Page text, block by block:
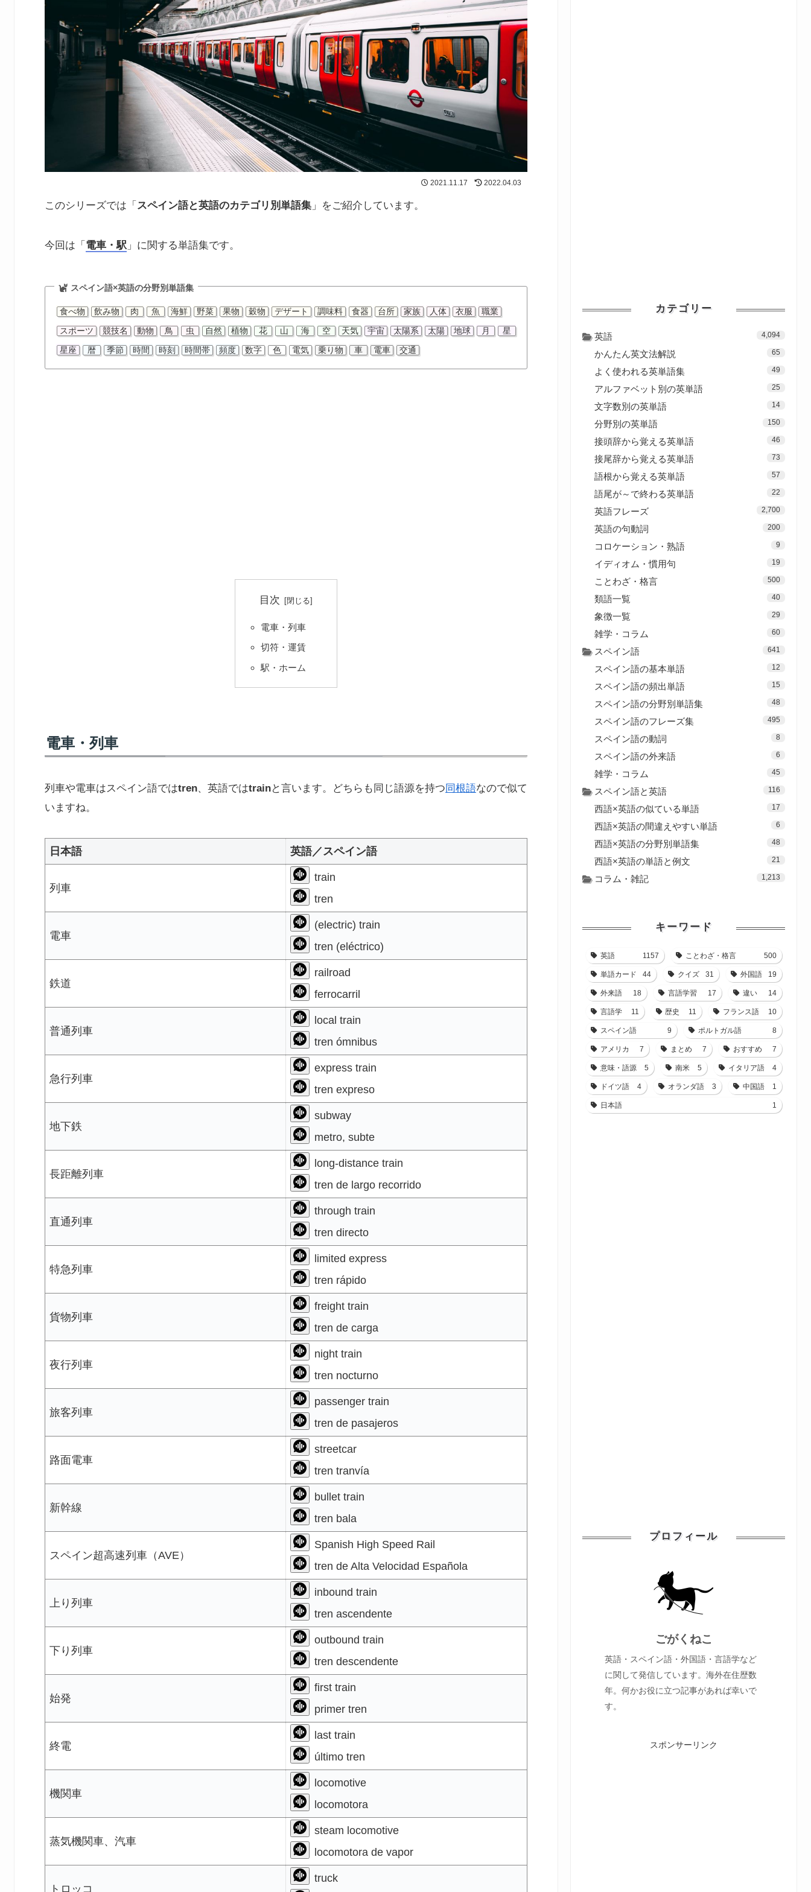
2021.11.17 2022.04.03
このシリーズでは「 スペイン語と英語のカテゴリ別単語集 」をご紹介しています。
今回は「 電車・駅 」に関する単語集です。
スペイン語×英語の分野別単語集
食べ物 飲み物 肉 魚 海鮮 野菜 果物 穀物 デザート 調味料 食器 台所 家族 人体 衣服 職業
スポーツ 競技名 動物 鳥 虫 自然 植物 花 山 海 空 天気 宇宙 太陽系 太陽 地球 月 星
星座 暦 季節 時間 時刻 時間帯 頻度 数字 色 電気 乗り物 車 電車 交通
目次
電車・列車
切符・運賃
駅・ホーム
電車・列車
列車や電車はスペイン語ではtren、英語ではtrainと言います。どちらも同じ語源を持つ 同根語なので似て
いますね。
日本語 英語／スペイン語
列車
train
tren
電車
(electric) train
tren (eléctrico)
鉄道
railroad
ferrocarril
普通列車
local train
tren ómnibus
急行列車
express train
tren expreso
地下鉄
subway
metro, subte
長距離列車
long-distance train
tren de largo recorrido
直通列車
through train
tren directo
特急列車
limited express
tren rápido
貨物列車
freight train
tren de carga
夜行列車
night train
tren nocturno
旅客列車
passenger train
tren de pasajeros
路面電車
streetcar
tren tranvía
新幹線
bullet train
tren bala
スペイン超高速列車（AVE）
Spanish High Speed Rail
tren de Alta Velocidad Española
上り列車
inbound train
tren ascendente
下り列車
outbound train
tren descendente
始発
first train
primer tren
終電
last train
último tren
機関車
locomotive
locomotora
蒸気機関車、汽車
steam locomotive
locomotora de vapor
トロッコ
truck
カテゴリー
英語 4,094
かんたん英文法解説 65
よく使われる英単語集 49
アルファベット別の英単語 25
文字数別の英単語 14
分野別の英単語 150
接頭辞から覚える英単語 46
接尾辞から覚える英単語 73
語根から覚える英単語 57
語尾が～で終わる英単語 22
英語フレーズ 2,700
英語の句動詞 200
コロケーション・熟語 9
イディオム・慣用句 19
ことわざ・格言 500
類語一覧 40
象徴一覧 29
雑学・コラム 60
スペイン語 641
スペイン語の基本単語 12
スペイン語の頻出単語 15
スペイン語の分野別単語集 48
スペイン語のフレーズ集 495
スペイン語の動詞 8
スペイン語の外来語 6
雑学・コラム 45
スペイン語と英語 116
西語×英語の似ている単語 17
西語×英語の間違えやすい単語 6
西語×英語の分野別単語集 48
西語×英語の単語と例文 21
コラム・雑記 1,213
キーワード
英語 1157 ことわざ・格言 500
単語カード 44 クイズ 31 外国語 19
外来語 18 言語学習 17 違い 14
言語学 11 歴史 11 フランス語 10
スペイン語 9 ポルトガル語 8
アメリカ 7 まとめ 7 おすすめ 7
意味・語源 5 南米 5 イタリア語 4
ドイツ語 4 オランダ語 3 中国語 1
日本語 1
プロフィール
ごがくねこ
英語・スペイン語・外国語・言語学など
に関して発信しています。海外在住歴数
年。何かお役に立つ記事があれば幸いで
す。
スポンサーリンク